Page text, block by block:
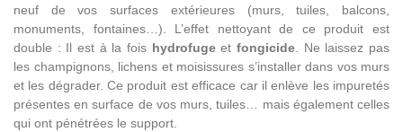
neuf de vos surfaces extérieures (murs, tuiles, balcons,
monuments, fontaines…). L’effet nettoyant de ce produit est
double : Il est à la fois hydrofugeetfongicide . Ne laissez pas
les champignons, lichens et moisissures s’installer dans vos murs
et les dégrader. Ce produit est efficace car il enlève les impuretés
présentes en surface de vos murs, tuiles… mais également celles
qui ont pénétrées le support.